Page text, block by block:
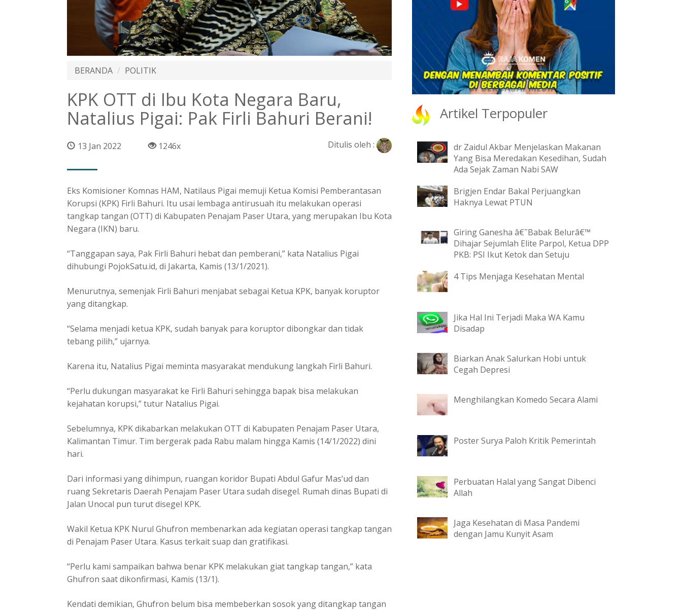
BERANDA POLITIK
KPK OTT di Ibu Kota Negara Baru,
Natalius Pigai: Pak Firli Bahuri Berani!
13 Jan 2022 1246x Ditulis oleh :
Eks Komisioner Komnas HAM, Natilaus Pigai memuji Ketua Komisi Pemberantasan
Korupsi (KPK) Firli Bahuri. Itu usai lembaga antirusuah itu melakukan operasi
tangkap tangan (OTT) di Kabupaten Penajam Paser Utara, yang merupakan Ibu Kota
Negara (IKN) baru.
“Tanggapan saya, Pak Firli Bahuri hebat dan pemberani,” kata Natalius Pigai
dihubungi PojokSatu.id, di Jakarta, Kamis (13/1/2021).
Menurutnya, semenjak Firli Bahuri menjabat sebagai Ketua KPK, banyak koruptor
yang ditangkap.
“Selama menjadi ketua KPK, sudah banyak para koruptor dibongkar dan tidak
tebang pilih,” ujarnya.
Karena itu, Natalius Pigai meminta masyarakat mendukung langkah Firli Bahuri.
“Perlu dukungan masyarakat ke Firli Bahuri sehingga bapak bisa melakukan
kejahatan korupsi,” tutur Natalius Pigai.
Sebelumnya, KPK dikabarkan melakukan OTT di Kabupaten Penajam Paser Utara,
Kalimantan Timur. Tim bergerak pada Rabu malam hingga Kamis (14/1/2022) dini
hari.
Dari informasi yang dihimpun, ruangan koridor Bupati Abdul Gafur Mas’ud dan
ruang Sekretaris Daerah Penajam Paser Utara sudah disegel. Rumah dinas Bupati di
Jalan Unocal pun turut disegel KPK.
Wakil Ketua KPK Nurul Ghufron membenarkan ada kegiatan operasi tangkap tangan
di Penajam Paser Utara. Kasus terkait suap dan gratifikasi.
“Perlu kami sampaikan bahwa benar KPK melakukan giat tangkap tangan,” kata
Ghufron saat dikonfirmasi, Kamis (13/1).
Kendati demikian, Ghufron belum bisa membeberkan sosok yang ditangkap tangan
Artikel Terpopuler
dr Zaidul Akbar Menjelaskan Makanan
Yang Bisa Meredakan Kesedihan, Sudah
Ada Sejak Zaman Nabi SAW
Brigjen Endar Bakal Perjuangkan
Haknya Lewat PTUN
Giring Ganesha â€˜Babak Belurâ€™
Dihajar Sejumlah Elite Parpol, Ketua DPP
PKB: PSI Ikut Ketok dan Setuju
4 Tips Menjaga Kesehatan Mental
Jika Hal Ini Terjadi Maka WA Kamu
Disadap
Biarkan Anak Salurkan Hobi untuk
Cegah Depresi
Menghilangkan Komedo Secara Alami
Poster Surya Paloh Kritik Pemerintah
Perbuatan Halal yang Sangat Dibenci
Allah
Jaga Kesehatan di Masa Pandemi
dengan Jamu Kunyit Asam